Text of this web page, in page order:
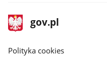
stopka
gov.pl
Strona
gov.pl
gov.pl
Polityka cookies